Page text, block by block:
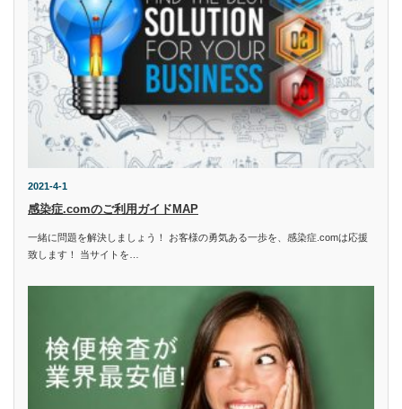
2021-4-1
感染症.comのご利用ガイドMAP
一緒に問題を解決しましょう！ お客様の勇気ある一歩を、感染症.comは応援
致します！ 当サイトを…